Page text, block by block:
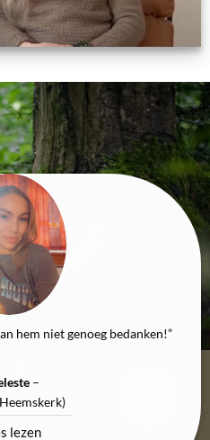
hem niet genoeg bedanken!”
–
lezen